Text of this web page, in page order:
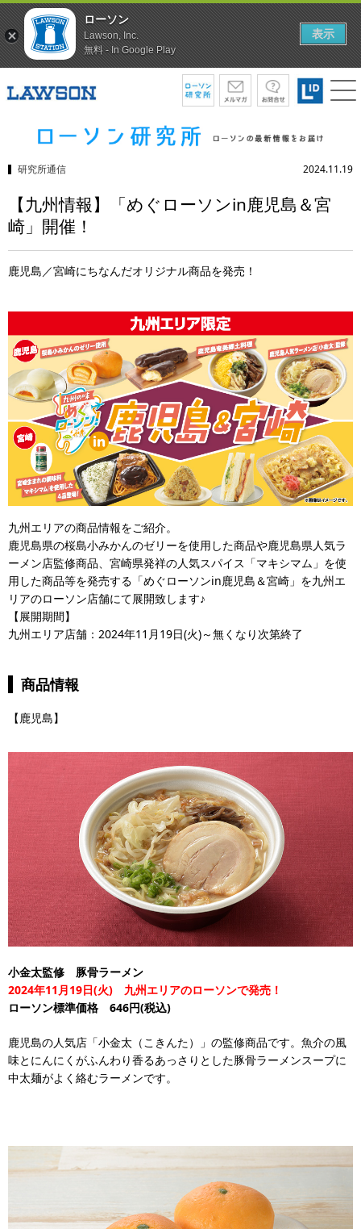
研究所通信 2024.11.19
【九州情報】「めぐローソンin鹿児島＆宮
崎」開催！
鹿児島／宮崎にちなんだオリジナル商品を発売！
九州エリアの商品情報をご紹介。
鹿児島県の桜島小みかんのゼリーを使用した商品や鹿児島県人気ラ
ーメン店監修商品、宮崎県発祥の人気スパイス「マキシマム」を使
用した商品等を発売する「めぐローソンin鹿児島＆宮崎」を九州エ
リアのローソン店舗にて展開致します♪
【展開期間】
九州エリア店舗：2024年11月19日(火)～無くなり次第終了
商品情報
【鹿児島】
小金太監修 豚骨ラーメン
2024年11月19日(火) 九州エリアのローソンで発売！
ローソン標準価格 646円(税込)
鹿児島の人気店「小金太（こきんた）」の監修商品です。魚介の風
味とにんにくがふんわり香るあっさりとした豚骨ラーメンスープに
中太麺がよく絡むラーメンです。
ローソン
Lawson, Inc.
無料 - In Google Play
表示